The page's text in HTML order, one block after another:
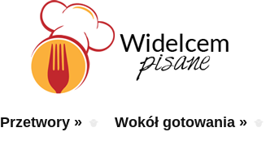
Przetwory » Wokół gotowania »